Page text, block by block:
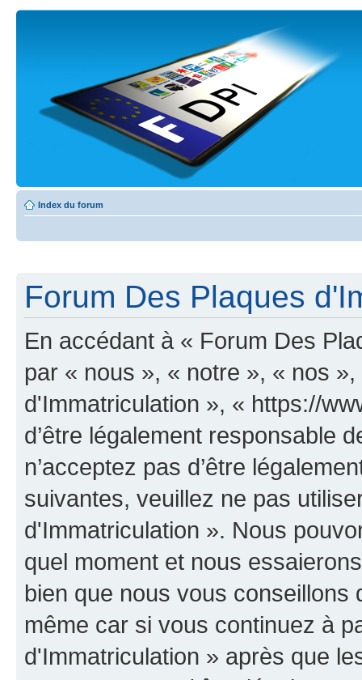
Index du forum
Forum Des Plaques
En accédant à « Forum Des
par « nous », « notre », « nos
d'Immatriculation », « https://
d’être légalement responsable
n’acceptez pas d’être
suivantes, veuillez ne pas
d'Immatriculation ». Nous
quel moment et nous
bien que nous vous
même car si vous continuez à
d'Immatriculation » après que